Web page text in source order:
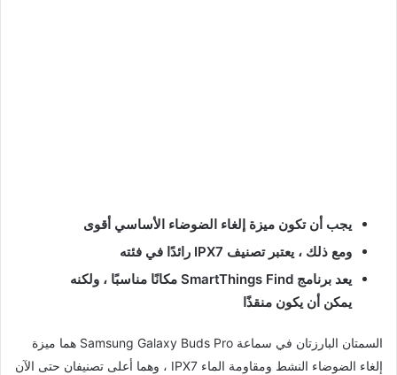
يجب أن تكون ميزة إلغاء الضوضاء الأساسي أقوى
ومع ذلك ، يعتبر تصنيف IPX7 رائدًا في فئته
يعد برنامج SmartThings Find مكانًا مناسبًا ، ولكنه
يمكن أن يكون منقذًا
السمتان البارزتان في سماعة Samsung Galaxy Buds Pro هما ميزة
إلغاء الضوضاء النشط ومقاومة الماء IPX7 ، وهما أعلى تصنيفان حتى الآن